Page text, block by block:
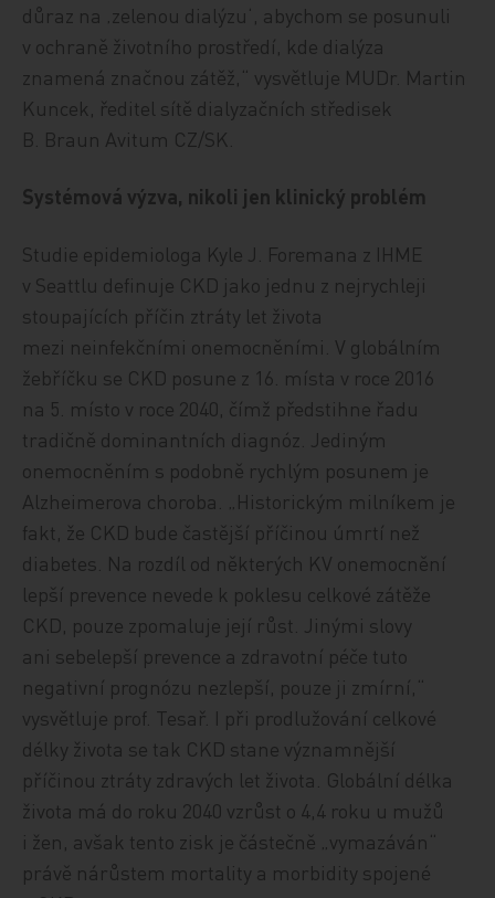
důraz na ‚zelenou dialýzu‘, abychom se posunuli
v ochraně životního prostředí, kde dialýza
znamená značnou zátěž,“ vysvětluje MUDr. Martin
Kuncek, ředitel sítě dialyzačních středisek
B. Braun Avitum CZ/SK.
Systémová výzva, nikoli jen klinický problém
Studie epidemiologa Kyle J. Foremana z IHME
v Seattlu definuje CKD jako jednu z nejrychleji
stoupajících příčin ztráty let života
mezi neinfekčními onemocněními. V globálním
žebříčku se CKD posune z 16. místa v roce 2016
na 5. místo v roce 2040, čímž předstihne řadu
tradičně dominantních diagnóz. Jediným
onemocněním s podobně rychlým posunem je
Alzheimerova choroba. „Historickým milníkem je
fakt, že CKD bude častější příčinou úmrtí než
diabetes. Na rozdíl od některých KV onemocnění
lepší prevence nevede k poklesu celkové zátěže
CKD, pouze zpomaluje její růst. Jinými slovy
ani sebelepší prevence a zdravotní péče tuto
negativní prognózu nezlepší, pouze ji zmírní,“
vysvětluje prof. Tesař. I při prodlužování celkové
délky života se tak CKD stane významnější
příčinou ztráty zdravých let života. Globální délka
života má do roku 2040 vzrůst o 4,4 roku u mužů
i žen, avšak tento zisk je částečně „vymazáván“
právě nárůstem mortality a morbidity spojené